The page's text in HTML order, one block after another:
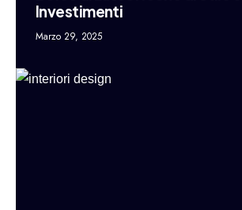
Investimenti
Marzo 29, 2025